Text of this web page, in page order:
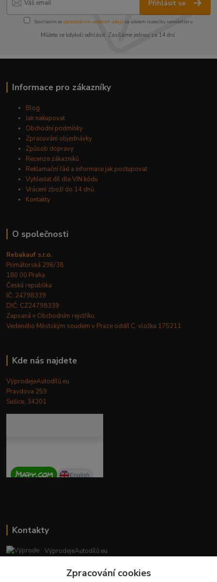
Přihlásit se
Souhlasím se zpracováním osobních údajůza účelem rozesílky newsletteru.
Můžete se kdykoli odhlásit. Zasíláme jednou za 14 dní.
Informace pro zákazníky
Blog
Jak nakupovat
Obchodní podmínky
Zpracování objednávky
Způsob dopravy
Recenze zákazníků
Reklamační řád a informace jak postupovat
Vyhledat díl dle VIN kódu
Vrácení zboží do 14 dnů
Kontakty
O společnosti
Rebakauf s.r.o.
Primátorská 296/38
180 00 Praha
Česká republika
IČ: 24798339
DIČ: CZ24798339
Zapsaná v Obchodním rejstříku.
Vedeného Městským soudem v Praze oddíl C, vložka 175211
Kde nás najdete
VýprodejeAutodílů.eu
Pravdova 259
Sušice, 34201
Kontakty
VýprodejeAutodílů.eu
(Po-Pá, 9-16 hod.)
Zpracování cookies